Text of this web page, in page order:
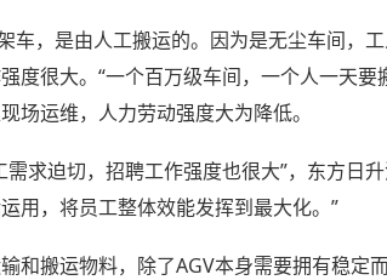
车，是由人工搬运的。因为是无尘车间，
度很大。“一个百万级车间，一个人一天
场运维，人力劳动强度大为降低。
求迫切，招聘工作强度也很大”，东方日
用，将员工整体效能发挥到最大化。”
和搬运物料，除了AGV本身需要拥有稳